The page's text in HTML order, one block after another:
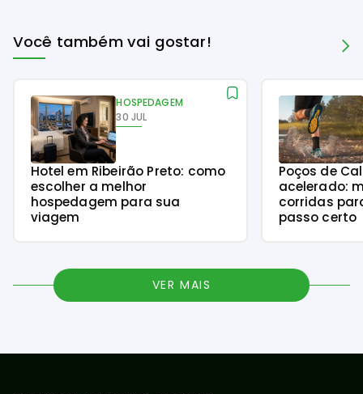
Você também vai gostar!
HOSPEDAGEM
30 JUL
Hotel em Ribeirão Preto: como
escolher a melhor
hospedagem para sua
viagem
Poços de
acelerado:
corridas
passo certo
VER MAIS